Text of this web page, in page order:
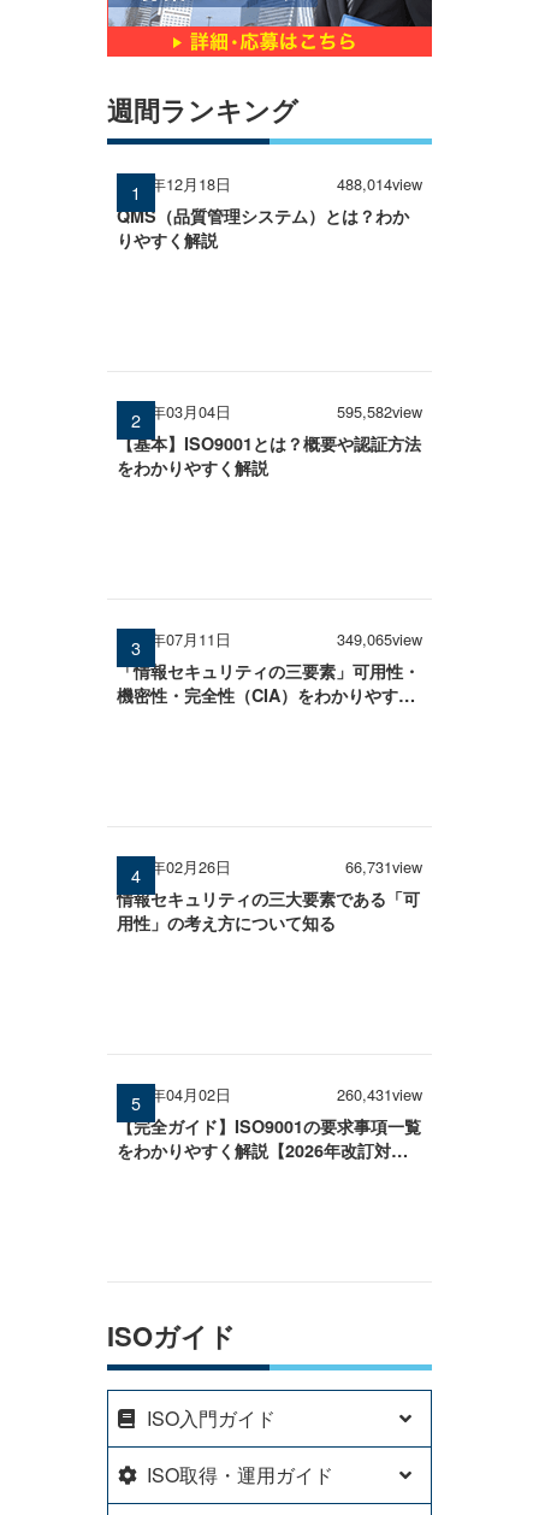
週間ランキング
2024年12月18日 488,014view
QMS（品質管理システム）とは？わか
りやすく解説
2026年03月04日 595,582view
【基本】ISO9001とは？概要や認証方法
をわかりやすく解説
2025年07月11日 349,065view
「情報セキュリティの三要素」可用性・
機密性・完全性（CIA）をわかりやすく
2026年02月26日 66,731view
情報セキュリティの三大要素である「可
用性」の考え方について知る
2026年04月02日 260,431view
【完全ガイド】ISO9001の要求事項一覧
をわかりやすく解説【2026年改訂対
ISOガイド
ISO入門ガイド
ISO取得・運用ガイド